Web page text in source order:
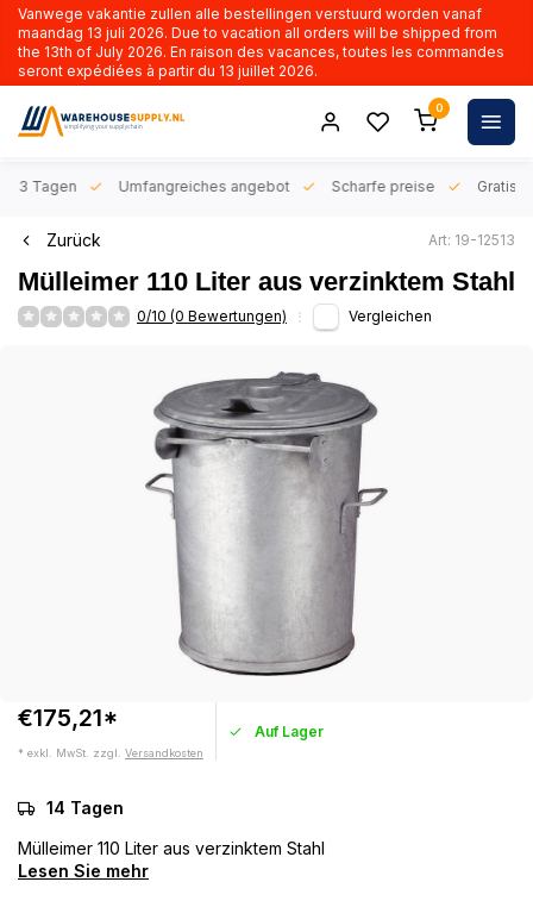
Vanwege vakantie zullen alle bestellingen verstuurd worden vanaf
maandag 13 juli 2026. Due to vacation all orders will be shipped from
the 13th of July 2026. En raison des vacances, toutes les commandes
seront expédiées à partir du 13 juillet 2026.
0
3 Tagen Umfangreiches angebot Scharfe preise Gratis
Zurück Art: 19-12513
Mülleimer 110 Liter aus verzinktem Stahl
0/10 (0 Bewertungen) Vergleichen
€175,21*
* exkl. MwSt. zzgl. Versandkosten
Auf Lager
14 Tagen
Mülleimer 110 Liter aus verzinktem Stahl
Lesen Sie mehr